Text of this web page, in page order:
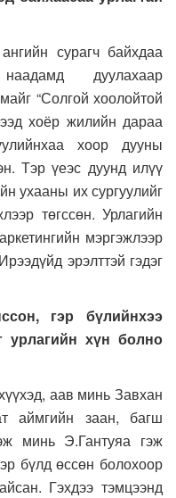
сурагч байхдаа
дуулахаар
“Солгой хоолойтой
хоёр жилийн дараа
хоор дууны
Тэр үеэс дуунд илүү
ухааны их сургуулийг
төгссөн. Урлагийн
мэргэжлээр
эрэлттэй гэдэг
гэр бүлийнхээ
урлагийн хүн болно
аав минь Завхан
аймгийн заан, багш
минь Э.Гантуяа гэж
бүлд өссөн болохоор
Гэхдээ тэмцээнд